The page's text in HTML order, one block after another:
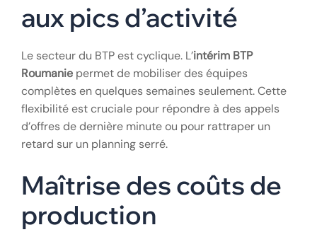
Pourquoi tant d’entreprises de construction se
tournent-elles vers la Roumanie ? Les avantages
sont multiples et touchent à la fois la gestion
opérationnelle et financière.
Une réactivité face
aux pics d’activité
Le secteur du BTP est cyclique. L’
intérim BTP
Roumaniepermet de mobiliser des équipes
complètes en quelques semaines seulement. Cette
flexibilité est cruciale pour répondre à des appels